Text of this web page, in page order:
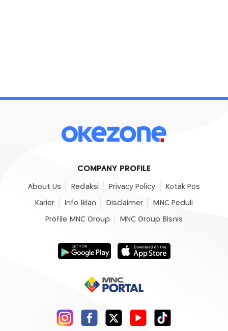
COMPANY PROFILE
About Us Redaksi Privacy Policy Kotak Pos
Karier Info Iklan Disclaimer MNC Peduli
Profile MNC Group MNC Group Bisnis